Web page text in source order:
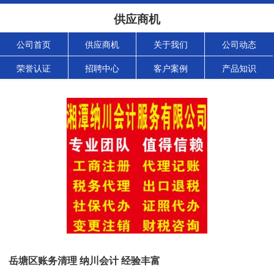
供应商机
公司首页 供应商机 关于我们 公司动态
荣誉认证 招聘中心 客户案例 产品知识
岳塘区账务清理 纳川会计 经验丰富